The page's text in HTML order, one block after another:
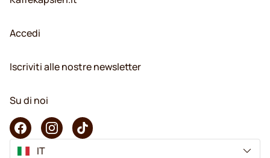
Accedi
Iscriviti alle nostre newsletter
Su di noi
IT